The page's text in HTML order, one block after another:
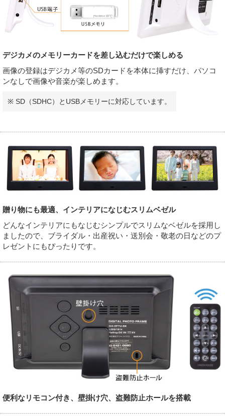
デジカメのメモリーカードを差し込むだけで楽しめる
画像の登録はデジカメ等のSDカードを本体に挿すだけ、パソコ
ンなしで画像や音楽が楽しめます。
※ SD（SDHC）とUSBメモリーに対応しています。
贈り物にも最適、インテリアになじむスリムベゼル
どんなインテリアにもなじむシンプルでスリムなベゼルを採用し
ましたので、ブライダル・出産祝い・送別会・敬老の日などのプ
レゼントにもぴったりです。
便利なリモコン付き、壁掛け穴、盗難防止ホールを搭載